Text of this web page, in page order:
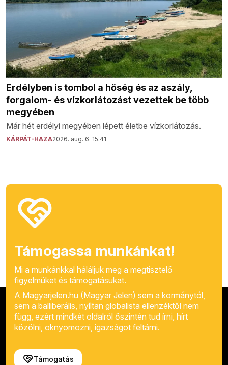
Erdélyben is tombol a hőség és az aszály,
forgalom- és vízkorlátozást vezettek be több
megyében
Már hét erdélyi megyében lépett életbe vízkorlátozás.
KÁRPÁT-HAZA2026. aug. 6. 15:41
Támogassa munkánkat!
Mi a munkánkkal háláljuk meg a megtisztelő
figyelmüket és támogatásukat.
A Magyarjelen.hu (Magyar Jelen) sem a kormánytól,
sem a balliberális, nyíltan globalista ellenzéktől nem
függ, ezért mindkét oldalról őszintén tud írni, hírt
közölni, oknyomozni, igazságot feltárni.
Támogatás